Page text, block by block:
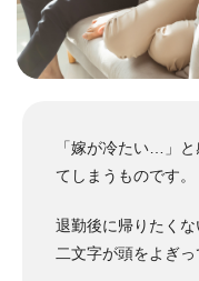
「嫁が冷たい…」
てしまうものです。
退勤後に帰りたく
二文字が頭をよぎ